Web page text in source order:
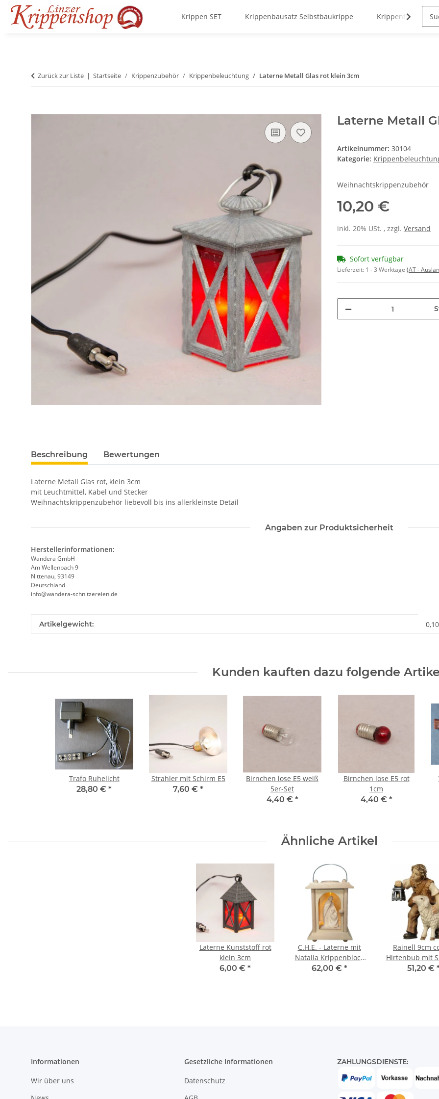
Krippen SET Krippenbausatz Selbstbaukrippe Krippenfiguren
Zurück zur Liste Startseite Krippenzubehör Krippenbeleuchtung Laterne Metall Glas rot klein 3cm
Laterne Metall
Artikelnummer: 30104
Kategorie:
Weihnachtskrippenzubehör
10,20 €
inkl. 20% USt. , zzgl. Versand
Sofort verfügbar
Lieferzeit: 1 - 3 Werktage (AT -
Beschreibung Bewertungen
Laterne Metall Glas rot, klein 3cm
mit Leuchtmittel, Kabel und Stecker
Weihnachtskrippenzubehör liebevoll bis ins allerkleinste Detail
Angaben zur Produktsicherheit
Herstellerinformationen:
Wandera GmbH
Am Wellenbach 9
Nittenau, 93149
Deutschland
info@wandera-schnitzereien.de
Produkteigenschaft
Wert
Artikelgewicht: 0,10
Kunden kauften dazu folgende
Trafo Ruhelicht
28,80 € *
Strahler mit Schirm E5
7,60 € *
Birnchen lose E5 weiß
5er-Set
4,40 € *
Birnchen lose E5 rot
1cm
4,40 € *
Ähnliche Artikel
Laterne Kunststoff rot
klein 3cm
6,00 € *
C.H.E. - Laterne mit
Natalia Krippenblock
natur V982
62,00 € *
Rainell 9cm
Hirtenbub mit
Laterne -
51,20 €
Informationen
Wir über uns
Gesetzliche Informationen
Datenschutz
ZAHLUNGSDIENSTE: